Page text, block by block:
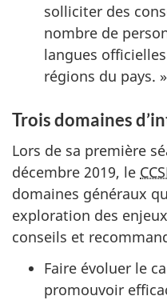
solliciter des
nombre de
langues
régions du pays. »
Trois domaines
Lors de sa première
décembre 2019, le
domaines généraux
exploration des
conseils et
Faire évoluer le
promouvoir